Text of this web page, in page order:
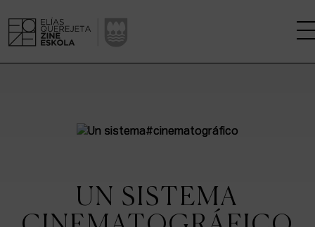
CENTRO DE INVESTIGACIÓN
KINOFABRIKAUN SISTEMA